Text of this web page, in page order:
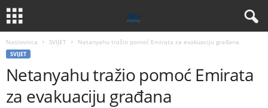
Naslovnica SVIJET Netanyahu tražio pomoć Emirata za evakuaciju građana
SVIJET
Netanyahu tražio pomoć Emirata
za evakuaciju građana